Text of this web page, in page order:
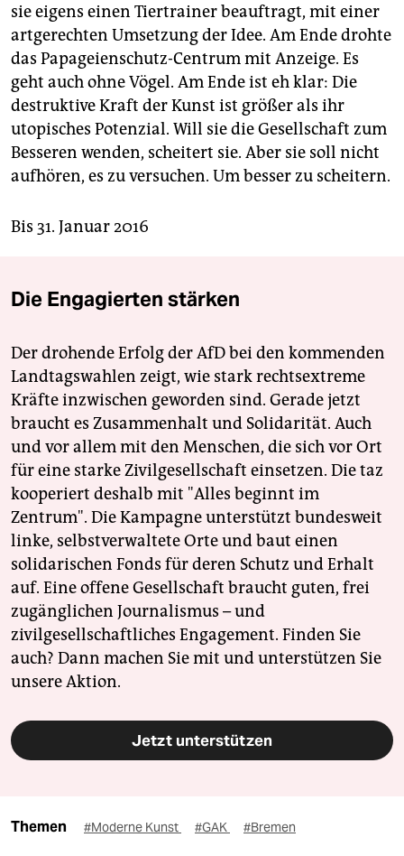
sie eigens einen Tiertrainer beauftragt, mit einer
artgerechten Umsetzung der Idee. Am Ende drohte
das Papageienschutz-Centrum mit Anzeige. Es
geht auch ohne Vögel. Am Ende ist eh klar: Die
destruktive Kraft der Kunst ist größer als ihr
utopisches Potenzial. Will sie die Gesellschaft zum
Besseren wenden, scheitert sie. Aber sie soll nicht
aufhören, es zu versuchen. Um besser zu scheitern.
Bis 31. Januar 2016
Die Engagierten stärken
Der drohende Erfolg der AfD bei den kommenden
Landtagswahlen zeigt, wie stark rechtsextreme
Kräfte inzwischen geworden sind. Gerade jetzt
braucht es Zusammenhalt und Solidarität. Auch
und vor allem mit den Menschen, die sich vor Ort
für eine starke Zivilgesellschaft einsetzen. Die taz
kooperiert deshalb mit "Alles beginnt im
Zentrum". Die Kampagne unterstützt bundesweit
linke, selbstverwaltete Orte und baut einen
solidarischen Fonds für deren Schutz und Erhalt
auf. Eine offene Gesellschaft braucht guten, frei
zugänglichen Journalismus – und
zivilgesellschaftliches Engagement. Finden Sie
auch? Dann machen Sie mit und unterstützen Sie
unsere Aktion.
Jetzt unterstützen
Themen #Moderne Kunst #GAK #Bremen